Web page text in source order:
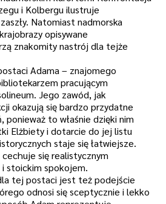
i Kolbergu ilustruje
Natomiast nadmorska
opisywane
znakomity nastrój dla tejże
Adama – znajomego
pracującym
Jego zawód, jak
okazują się bardzo przydatne
ponieważ to właśnie dzięki nim
Elżbiety i dotarcie do jej listu
staje się łatwiejsze.
się realistycznym
stoickim spokojem.
tej postaci jest też podejście
odnosi się sceptycznie i lekko